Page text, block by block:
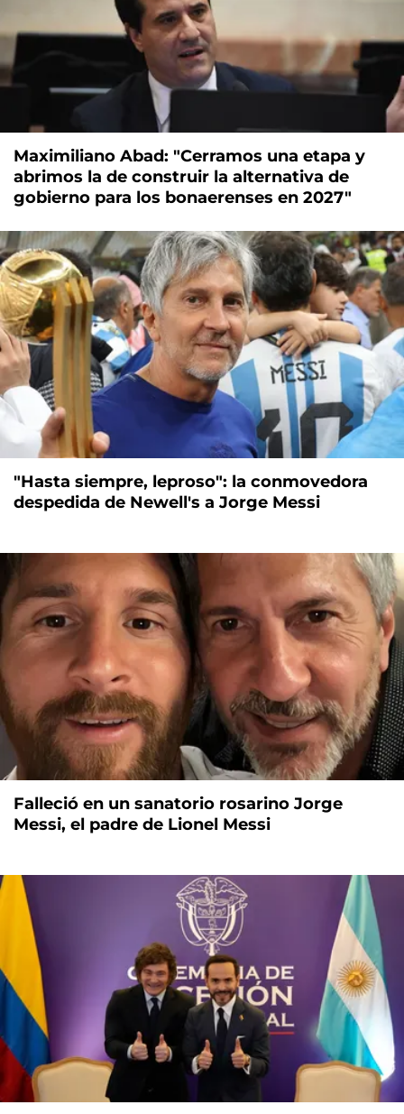
Maximiliano Abad: "Cerramos una etapa y
abrimos la de construir la alternativa de
gobierno para los bonaerenses en 2027"
"Hasta siempre, leproso": la conmovedora
despedida de Newell's a Jorge Messi
Falleció en un sanatorio rosarino Jorge
Messi, el padre de Lionel Messi